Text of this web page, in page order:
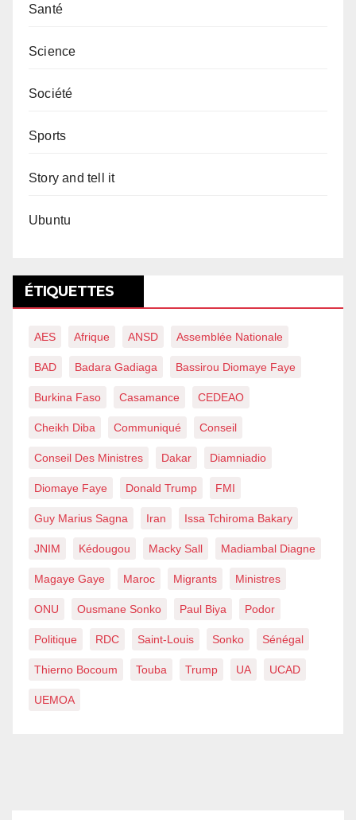
Santé
Science
Société
Sports
Story and tell it
Ubuntu
ÉTIQUETTES
AES Afrique ANSD Assemblée Nationale
BAD Badara Gadiaga Bassirou Diomaye Faye
Burkina Faso Casamance CEDEAO
Cheikh Diba Communiqué Conseil
Conseil Des Ministres Dakar Diamniadio
Diomaye Faye Donald Trump FMI
Guy Marius Sagna Iran Issa Tchiroma Bakary
JNIM Kédougou Macky Sall Madiambal Diagne
Magaye Gaye Maroc Migrants Ministres
ONU Ousmane Sonko Paul Biya Podor
Politique RDC Saint-Louis Sonko Sénégal
Thierno Bocoum Touba Trump UA UCAD
UEMOA